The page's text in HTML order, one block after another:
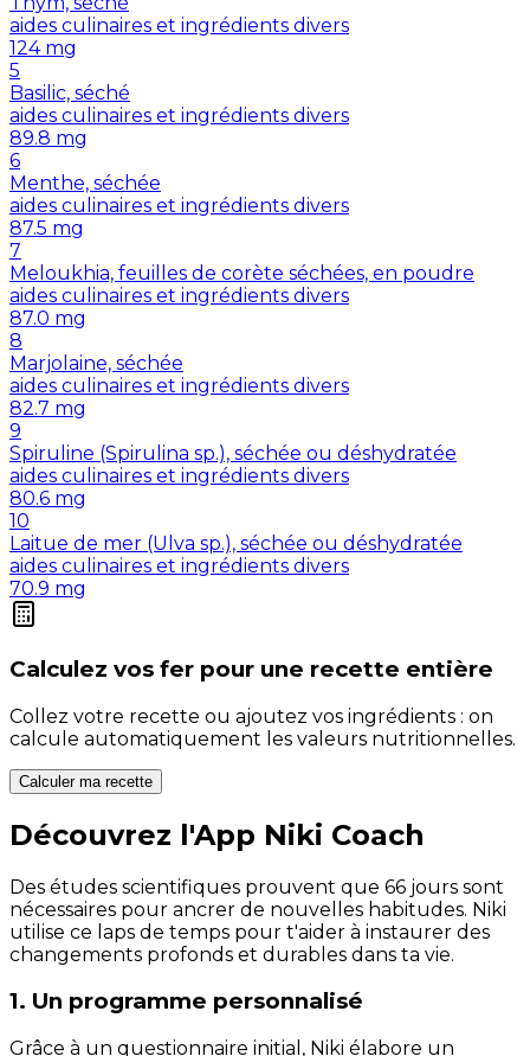
aides culinaires et ingrédients divers
124 mg
5
Basilic, séché
aides culinaires et ingrédients divers
89.8 mg
6
Menthe, séchée
aides culinaires et ingrédients divers
87.5 mg
7
Meloukhia, feuilles de corète séchées, en poudre
aides culinaires et ingrédients divers
87.0 mg
8
Marjolaine, séchée
aides culinaires et ingrédients divers
82.7 mg
9
Spiruline (Spirulina sp.), séchée ou déshydratée
aides culinaires et ingrédients divers
80.6 mg
10
Laitue de mer (Ulva sp.), séchée ou déshydratée
aides culinaires et ingrédients divers
70.9 mg
Calculez vos fer pour une recette entière
Collez votre recette ou ajoutez vos ingrédients : on
calcule automatiquement les valeurs nutritionnelles.
Calculer ma recette
Découvrez l'App Niki Coach
Des études scientifiques prouvent que 66 jours sont
nécessaires pour ancrer de nouvelles habitudes. Niki
utilise ce laps de temps pour t'aider à instaurer des
changements profonds et durables dans ta vie.
1. Un programme personnalisé
Grâce à un questionnaire initial, Niki élabore un